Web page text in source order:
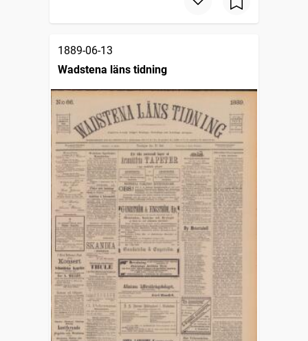
1889-06-13
Wadstena läns tidning